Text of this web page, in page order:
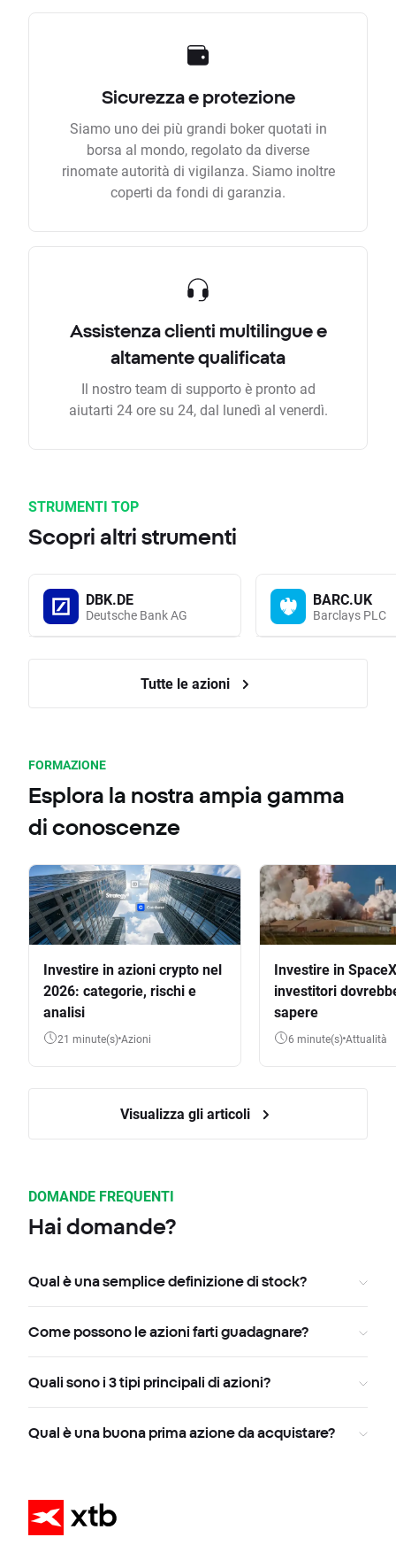
Sicurezza e protezione
Siamo uno dei più grandi boker quotati in
borsa al mondo, regolato da diverse
rinomate autorità di vigilanza. Siamo inoltre
coperti da fondi di garanzia.
Assistenza clienti multilingue e
altamente qualificata
Il nostro team di supporto è pronto ad
aiutarti 24 ore su 24, dal lunedì al venerdì.
STRUMENTI TOP
Scopri altri strumenti
DBK.DE
Deutsche Bank AG
BARC.UK
Barclays PLC
Tutte le azioni
FORMAZIONE
Esplora la nostra ampia gamma
di conoscenze
Investire in azioni crypto nel
2026: categorie, rischi e
analisi
21 minute(s) Azioni
Investire in
investitori
sapere
6 minute(s) Attualità
Visualizza gli articoli
DOMANDE FREQUENTI
Hai domande?
Qual è una semplice definizione di stock?
Come possono le azioni farti guadagnare?
Quali sono i 3 tipi principali di azioni?
Qual è una buona prima azione da acquistare?